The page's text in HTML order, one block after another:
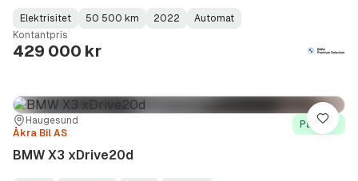
Fuel
Type:
Elektrisitet
Kilometerstand:
50 500 km
Model
Year:
2022
Gearbox
Type:
Automat
Kontantpris
429 000 kr
Sted:Haugesund
Forhandler:
Åkra Bil AS
På lager
BMW X3 xDrive20d
Lagre